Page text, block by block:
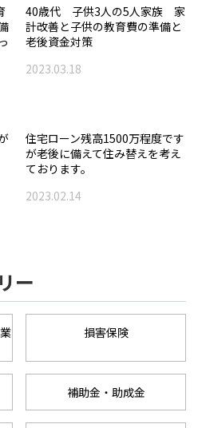
a
40歳代 子供3人の5人家族 家
計改善と子供の教育費の準備と
老後資金対策
2023.03.18
住宅ローン残高1500万程度です
が老後に備えて住み替えを考え
ております。
2023.02.14
ー
損害保険
補助金・助成金